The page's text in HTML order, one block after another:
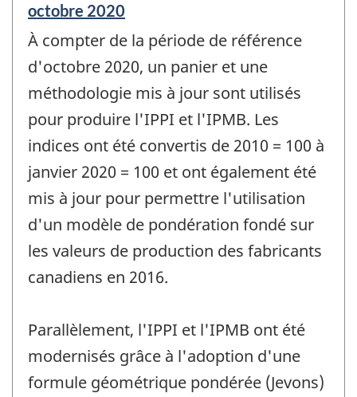
Période
de
référence
de
-
octobre 2020
À compter de la période de référence
d'octobre 2020, un panier et une
méthodologie mis à jour sont utilisés
pour produire l'IPPI et l'IPMB. Les
indices ont été convertis de 2010 = 100 à
janvier 2020 = 100 et ont également été
mis à jour pour permettre l'utilisation
d'un modèle de pondération fondé sur
les valeurs de production des fabricants
canadiens en 2016.
Parallèlement, l'IPPI et l'IPMB ont été
modernisés grâce à l'adoption d'une
formule géométrique pondérée (Jevons)